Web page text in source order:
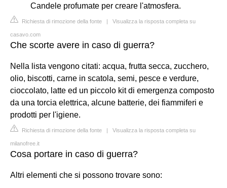
Candele profumate per creare l'atmosfera.
Richiesta di rimozione della fonte | Visualizza la risposta completa su
casavo.com
Che scorte avere in caso di guerra?
Nella lista vengono citati: acqua, frutta secca, zucchero,
olio, biscotti, carne in scatola, semi, pesce e verdure,
cioccolato, latte ed un piccolo kit di emergenza composto
da una torcia elettrica, alcune batterie, dei fiammiferi e
prodotti per l'igiene.
Richiesta di rimozione della fonte | Visualizza la risposta completa su
milanofree.it
Cosa portare in caso di guerra?
Altri elementi che si possono trovare sono: